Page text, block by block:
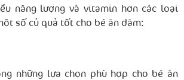
năng lượng và vitamin hơn các loại
số củ quả tốt cho bé ăn dặm:
những lựa chọn phù hợp cho bé ăn